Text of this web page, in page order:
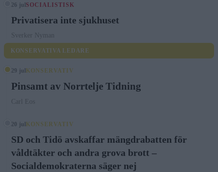
26 jul SOCIALISTISK
Privatisera inte sjukhuset
Sverker Nyman
KONSERVATIVA LEDARE
29 jul KONSERVATIV
Pinsamt av Norrtelje Tidning
Carl Eos
20 jul KONSERVATIV
SD och Tidö avskaffar mängdrabatten för
våldtäkter och andra grova brott –
Socialdemokraterna säger nej